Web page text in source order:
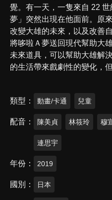
覺。有一天，一隻來自 22
夢」突然出現在他面前。原
改變大雄的未來，以及改善
將哆啦Ａ夢送回現代幫助大
未來道具，可以幫助大雄解
的生活帶來戲劇性的變化，
類型 動畫/卡通 兒童
配音 陳美貞 林筱玲 穆
連思宇
年份 2019
國別 日本